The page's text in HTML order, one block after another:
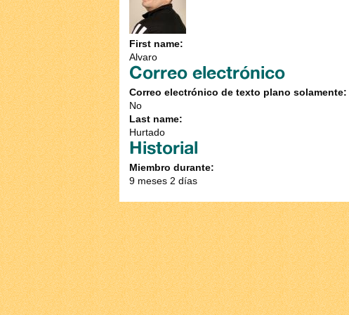
First name:
Alvaro
Correo electrónico
Correo electrónico de texto plano solamente:
No
Last name:
Hurtado
Historial
Miembro durante:
9 meses 2 días